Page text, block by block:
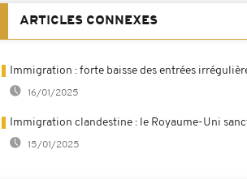
ARTICLES CONNEXES
Immigration : forte baisse des entrées
16/01/2025
Immigration clandestine : le Royaume-Uni
15/01/2025